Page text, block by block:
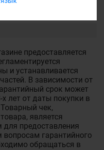
предоставляется
и устанавливается
В зависимости от
срок может
лет от даты покупки в
чек,
является
предоставления
вопросам гарантийного
обращаться в